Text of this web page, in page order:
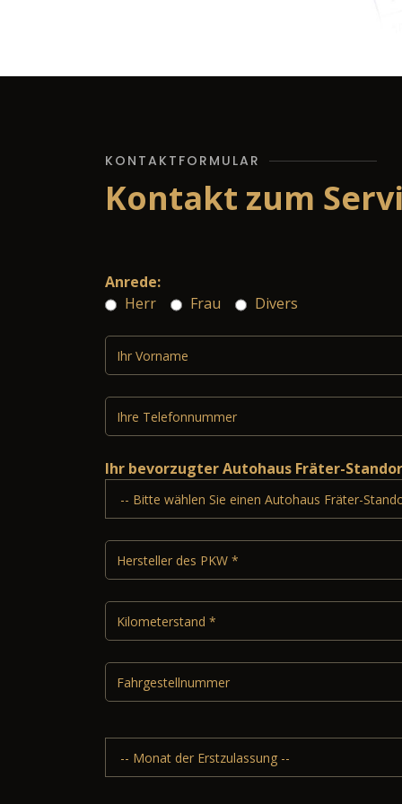
KONTAKTFORMULAR
Kontakt zum
Anrede:
Herr
Frau Divers
Ihr bevorzugter Autohaus Fräter-